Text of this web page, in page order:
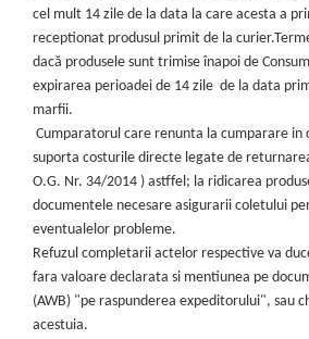
cel mult 14 zile de la data la care acesta a
receptionat produsul primit de la
dacă produsele sunt trimise înapoi de
expirarea perioadei de 14 zile de la data
marfii.
Cumparatorul care renunta la cumparare in
suporta costurile directe legate de
O.G. Nr. 34/2014 ) astffel; la ridicarea
documentele necesare asigurarii coletului
eventualelor probleme.
Refuzul completarii actelor respective va
fara valoare declarata si mentiunea pe
(AWB) "pe raspunderea expeditorului", sau
acestuia.